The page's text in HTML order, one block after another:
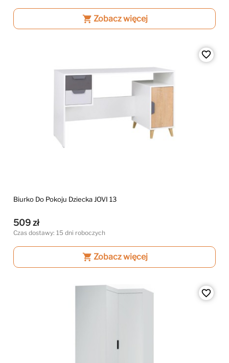
shopping_cart Zobacz więcej
favorite_border
Biurko Do Pokoju Dziecka JOVI 13
509 zł
Czas dostawy: 15 dni roboczych
shopping_cart Zobacz więcej
favorite_border